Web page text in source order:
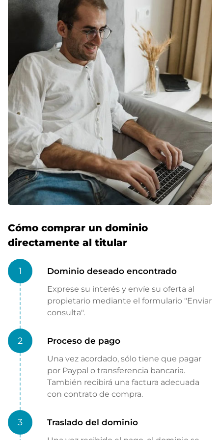
Cómo comprar un dominio
directamente al titular
1 Dominio deseado encontrado
Exprese su interés y envíe su oferta al
propietario mediante el formulario "Enviar
consulta".
2 Proceso de pago
Una vez acordado, sólo tiene que pagar
por Paypal o transferencia bancaria.
También recibirá una factura adecuada
con contrato de compra.
3 Traslado del dominio